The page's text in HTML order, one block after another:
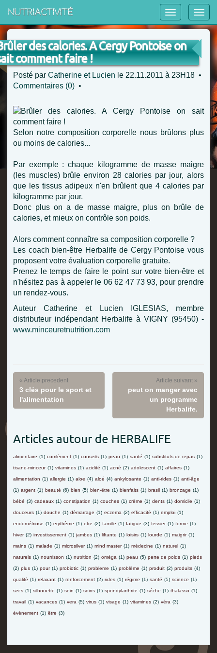
NutriActivité
des calories. A Cergy Pontoise on
comment faire !
Posté par Catherine et Lucien le 22.11.2011 à 23H18 •
Commentaires (0) •
Selon notre composition corporelle nous brûlons plus
ou moins de calories...
Par exemple : chaque kilogramme de masse maigre
(les muscles) brûle environ 28 calories par jour, alors
que les tissus adipeux n'en brûlent que 4 calories par
kilogramme par jour.
Donc plus on a de masse maigre, plus on brûle de
calories, et mieux on contrôle son poids.
Alors comment connaître sa composition corporelle ?
Les coach bien-être Herbalife de Cergy Pontoise vous
proposent votre évaluation corporelle gratuite.
Prenez le temps de faire le point sur votre bien-être et
n'hésitez pas à appeler le 06 62 47 73 93, pour prendre
un rendez-vous.
Auteur Catherine et Lucien IGLESIAS, membre
distributeur indépendant Herbalife à VIGNY (95450) -
www.minceuretnutrition.com
« Article precedent
3 clés pour le sport et
l'alimentation
Article suivant »
peut on manger avec
un programme
Herbalife.
Articles autour de HERBALIFE
alimentaire (1) comlément (1) conseils (1) peau (1) santé (1) substituts de repas (1)
tisane-minceur (1) vitamines (1) acidité (1) acné (2) adolescent (1) affaires (1)
alimentation (1) allergie (1) aloe (4) aloé (4) ankylosante (1) anti-rides (1) anti-âge
(1) argent (1) beauté (6) bien (5) bien-être (1) bienfaits (1) brasil (1) bronzage (1)
bébé (3) cadeaux (1) constipation (1) couches (1) crème (1) dents (1) domicile (1)
douceurs (1) douche (1) démarrage (1) eczema (2) efficacité (1) emploi (1)
endométriose (1) erythème (1) etre (2) famille (1) fatigue (3) fessier (1) forme (1)
hiver (2) investissement (1) jambes (1) liftante (1) loisirs (1) lourde (1) maigrir (1)
mains (1) malade (1) microsilver (1) mind master (1) médecine (1) naturel (1)
naturels (1) nourrisson (1) nutrition (2) oméga (1) peau (5) perte de poids (1) pieds
(2) plus (1) pour (1) probiotic (1) probleme (1) problème (1) produit (2) produits (4)
qualité (1) relaxant (1) renforcement (2) rides (1) régime (1) santé (5) science (1)
secs (1) silhouette (1) soin (1) soins (1) spondylarthrite (1) séche (1) thalasso (1)
travail (1) vacances (1) vera (5) virus (1) visage (1) vitamines (2) véra (3)
événement (1) être (3)